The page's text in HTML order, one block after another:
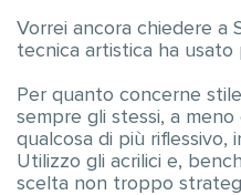
Vorrei ancora chiedere a
tecnica artistica ha usato
Per quanto concerne
sempre gli stessi, a
qualcosa di più riflessivo,
Utilizzo gli acrilici e,
scelta non troppo